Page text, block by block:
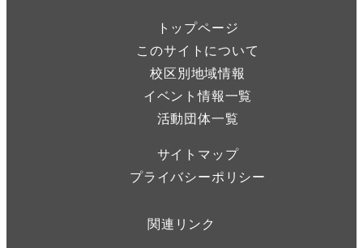
トップページ
このサイトについて
校区別地域情報
イベント情報一覧
活動団体一覧
サイトマップ
プライバシーポリシー
関連リンク